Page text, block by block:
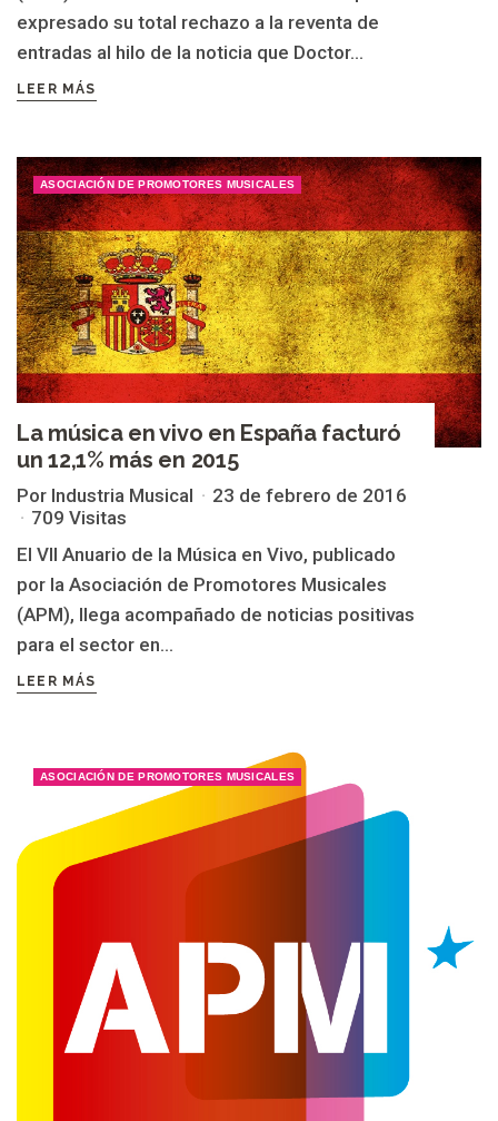
expresado su total rechazo a la reventa de
entradas al hilo de la noticia que Doctor...
LEER MÁS
ASOCIACIÓN DE PROMOTORES MUSICALES
La música en vivo en España facturó
un 12,1% más en 2015
Por Industria Musical
23 de febrero de 2016
709 Visitas
El VII Anuario de la Música en Vivo, publicado
por la Asociación de Promotores Musicales
(APM), llega acompañado de noticias positivas
para el sector en...
LEER MÁS
ASOCIACIÓN DE PROMOTORES MUSICALES